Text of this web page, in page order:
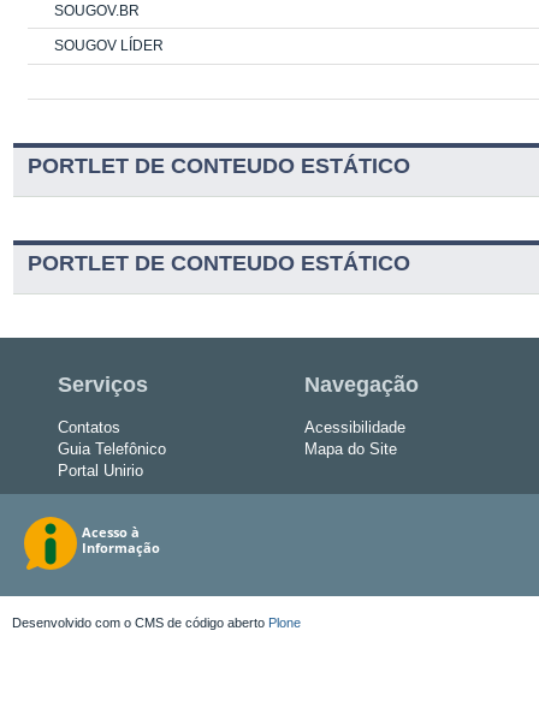
SOUGOV.BR
SOUGOV LÍDER
PORTLET DE CONTEUDO ESTÁTICO
PORTLET DE CONTEUDO ESTÁTICO
Serviços
Contatos
Guia Telefônico
Portal Unirio
Navegação
Acessibilidade
Mapa do Site
Desenvolvido com o CMS de código aberto Plone